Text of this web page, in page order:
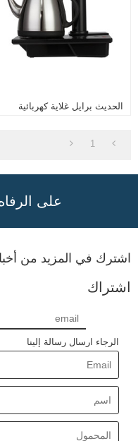
الحديث برايل غلاية كهربائية
1
على
اشترك في المزيد من
اشتراك
الرجاء ارسال رسالة إلينا